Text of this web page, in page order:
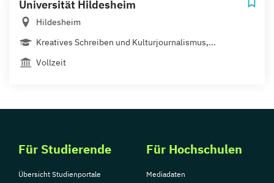
Universität Hildesheim
Hildesheim
Kreatives Schreiben und Kulturjournalismus,...
Vollzeit
Für Studierende
Übersicht Studienportale
Für Hochschulen
Mediadaten